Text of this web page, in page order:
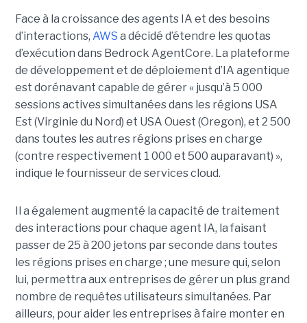
Face à la croissance des agents IA et des besoins
d’interactions, AWS a décidé d’étendre les quotas
d’exécution dans Bedrock AgentCore. La plateforme
de développement et de déploiement d’IA agentique
est dorénavant capable de gérer « jusqu’à 5 000
sessions actives simultanées dans les régions USA
Est (Virginie du Nord) et USA Ouest (Oregon), et 2 500
dans toutes les autres régions prises en charge
(contre respectivement 1 000 et 500 auparavant) »,
indique le fournisseur de services cloud.
Il a également augmenté la capacité de traitement
des interactions pour chaque agent IA, la faisant
passer de 25 à 200 jetons par seconde dans toutes
les régions prises en charge ; une mesure qui, selon
lui, permettra aux entreprises de gérer un plus grand
nombre de requêtes utilisateurs simultanées. Par
ailleurs, pour aider les entreprises à faire monter en